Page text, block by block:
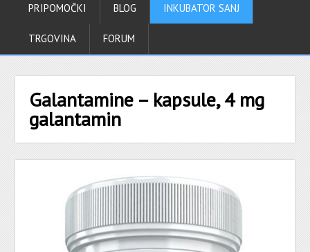
PRIPOMOČKI BLOG INKUBATOR SANJ
TRGOVINA FORUM
Galantamine – kapsule, 4 mg
galantamin